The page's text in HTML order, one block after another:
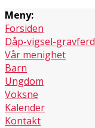
Meny:
Forsiden
Dåp-vigsel-gravferd
Vår menighet
Barn
Ungdom
Voksne
Kalender
Kontakt